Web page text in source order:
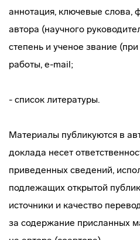
аннотация, ключевые слова,
автора (научного
степень и ученое звание
работы, e-mail;
- список литературы.
Материалы публикуются в
доклада несет
приведенных сведений,
подлежащих открытой
источники и качество
за содержание присланных